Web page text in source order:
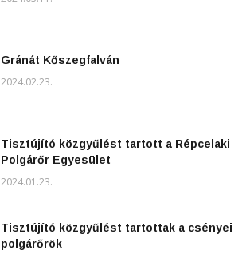
Gránát Kőszegfalván
2024.02.23.
Tisztújító közgyűlést tartott a Répcelaki
Polgárőr Egyesület
2024.01.23.
Tisztújító közgyűlést tartottak a csényei
polgárőrök